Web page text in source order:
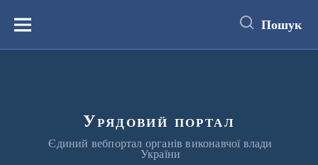
вмістуМеню Пошук
Урядовий портал
Єдиний вебпортал органів виконавчої влади
України